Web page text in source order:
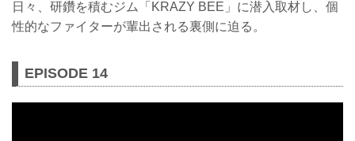
日々、研鑽を積むジム「KRAZY BEE」に潜入取材し、個
性的なファイターが輩出される裏側に迫る。
EPISODE 14